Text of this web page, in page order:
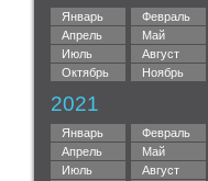
Январь Февраль
Апрель
Май
Июль
Август
Октябрь
Ноябрь
2021
Январь Февраль
Апрель
Май
Июль
Август